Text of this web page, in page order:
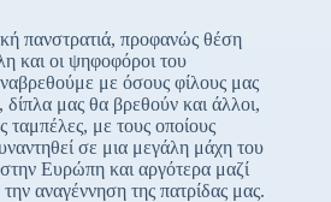
πανστρατιά, προφανώς θέση
και οι ψηφοφόροι του
με όσους φίλους μας
μας θα βρεθούν και άλλοι,
ταμπέλες, με τους οποίους
σε μια μεγάλη μάχη του
Ευρώπη και αργότερα μαζί
αναγέννηση της πατρίδας μας.